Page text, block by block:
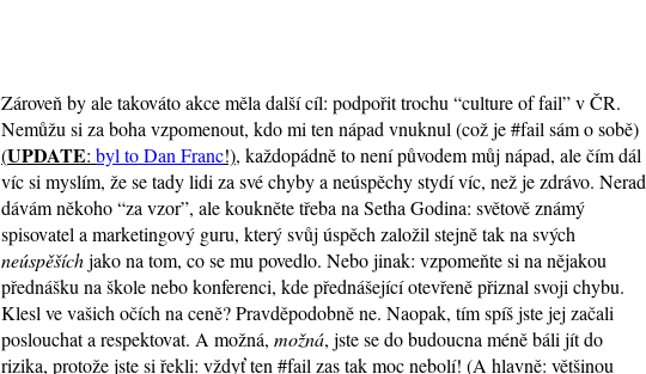
Zároveň by ale takováto akce měla další cíl: podpořit trochu “culture of fail” v ČR.
Nemůžu si za boha vzpomenout, kdo mi ten nápad vnuknul (což je #fail sám o sobě)
(UPDATE: byl to Dan Franc!), každopádně to není původem můj nápad, ale čím dál
víc si myslím, že se tady lidi za své chyby a neúspěchy stydí víc, než je zdrávo. Nerad
dávám někoho “za vzor”, ale koukněte třeba na Setha Godina: světově známý
spisovatel a marketingový guru, který svůj úspěch založil stejně tak na svých
neúspěšíchjako na tom, co se mu povedlo. Nebo jinak: vzpomeňte si na nějakou
přednášku na škole nebo konferenci, kde přednášející otevřeně přiznal svoji chybu.
Klesl ve vašich očích na ceně? Pravděpodobně ne. Naopak, tím spíš jste jej začali
poslouchat a respektovat. A možná, možná, jste se do budoucna méně báli jít do
rizika, protože jste si řekli: vždyť ten #fail zas tak moc nebolí! (A hlavně: většinou